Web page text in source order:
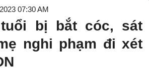
07:30 AM
bị bắt cóc, sát
nghi phạm đi xét